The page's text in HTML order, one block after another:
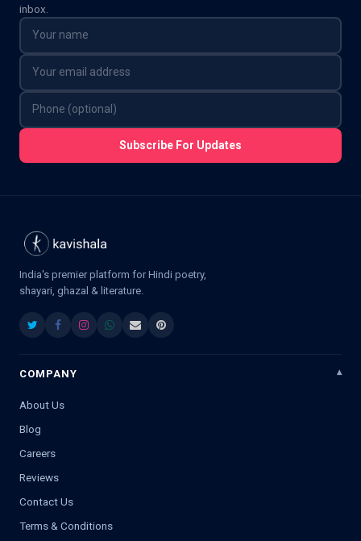
inbox.
Subscribe For Updates
India's premier platform for Hindi poetry,
shayari, ghazal & literature.
COMPANY
About Us
Blog
Careers
Reviews
Contact Us
Terms & Conditions